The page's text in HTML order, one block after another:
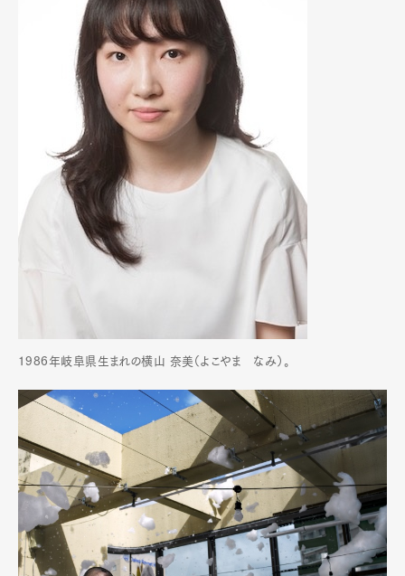
Art&Design Watch Fashion
GourmetCars
ProductCultureLifestyle
1986年岐阜県生まれの横山 奈美（よこやま なみ）。